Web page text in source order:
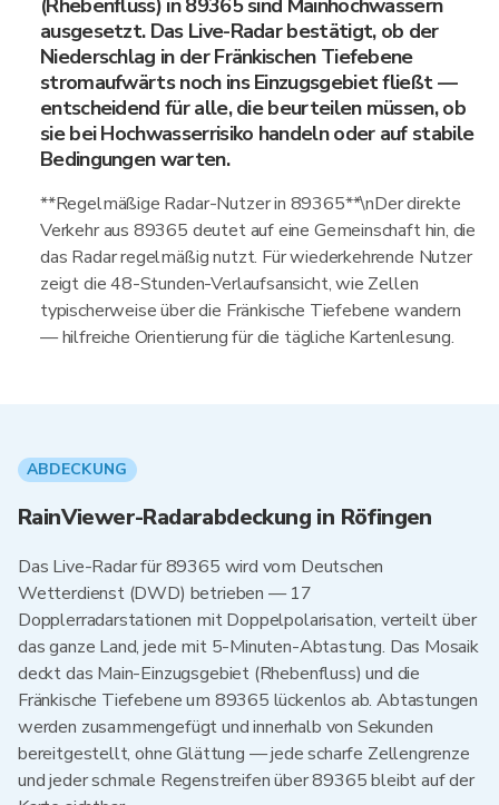
(Rhebenfluss) in 89365 sind Mainhochwassern
ausgesetzt. Das Live-Radar bestätigt, ob der
Niederschlag in der Fränkischen Tiefebene
stromaufwärts noch ins Einzugsgebiet fließt —
entscheidend für alle, die beurteilen müssen, ob
sie bei Hochwasserrisiko handeln oder auf stabile
Bedingungen warten.
**Regelmäßige Radar-Nutzer in 89365**\nDer direkte
Verkehr aus 89365 deutet auf eine Gemeinschaft hin, die
das Radar regelmäßig nutzt. Für wiederkehrende Nutzer
zeigt die 48-Stunden-Verlaufsansicht, wie Zellen
typischerweise über die Fränkische Tiefebene wandern
— hilfreiche Orientierung für die tägliche Kartenlesung.
ABDECKUNG
RainViewer-Radarabdeckung in Röfingen
Das Live-Radar für 89365 wird vom Deutschen
Wetterdienst (DWD) betrieben — 17
Dopplerradarstationen mit Doppelpolarisation, verteilt über
das ganze Land, jede mit 5-Minuten-Abtastung. Das Mosaik
deckt das Main-Einzugsgebiet (Rhebenfluss) und die
Fränkische Tiefebene um 89365 lückenlos ab. Abtastungen
werden zusammengefügt und innerhalb von Sekunden
bereitgestellt, ohne Glättung — jede scharfe Zellengrenze
und jeder schmale Regenstreifen über 89365 bleibt auf der